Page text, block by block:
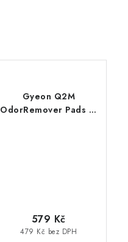
Gyeon Q2M
OdorRemover Pads 4-
479 Kč bez DPH
579 Kč